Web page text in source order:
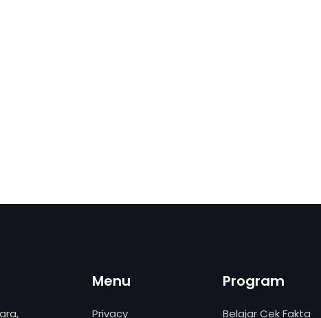
Menu
Privacy
Program
Belajar Cek Fakta